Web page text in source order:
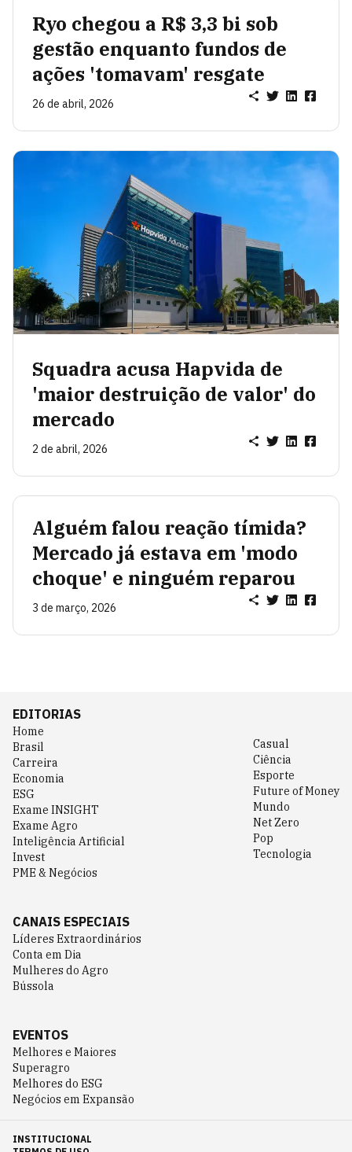
Ryo chegou a R$ 3,3 bi sob
gestão enquanto fundos de
ações 'tomavam' resgate
26 de abril, 2026
Squadra acusa Hapvida de
'maior destruição de valor' do
mercado
2 de abril, 2026
Alguém falou reação tímida?
Mercado já estava em 'modo
choque' e ninguém reparou
3 de março, 2026
EDITORIAS
Home
Brasil
Carreira
Economia
ESG
Exame INSIGHT
Exame Agro
Inteligência Artificial
Invest
PME & Negócios
Casual
Ciência
Esporte
Future of Money
Mundo
Net Zero
Pop
Tecnologia
CANAIS ESPECIAIS
Líderes Extraordinários
Conta em Dia
Mulheres do Agro
Bússola
EVENTOS
Melhores e Maiores
Superagro
Melhores do ESG
Negócios em Expansão
INSTITUCIONAL